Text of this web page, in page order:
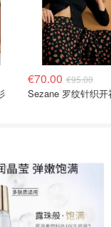
€70.00 €95.00
Sezane 罗纹针织开